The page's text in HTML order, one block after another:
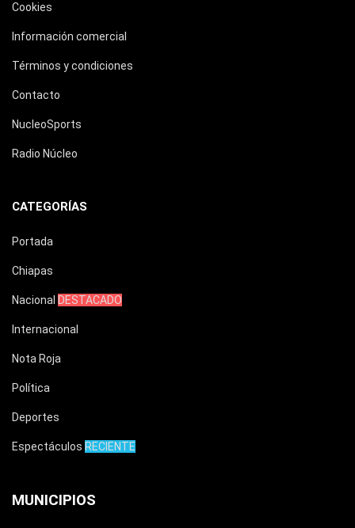
Cookies
Información comercial
Términos y condiciones
Contacto
NucleoSports
Radio Núcleo
CATEGORÍAS
Portada
Chiapas
Nacional DESTACADO
Internacional
Nota Roja
Política
Deportes
Espectáculos RECIENTE
MUNICIPIOS